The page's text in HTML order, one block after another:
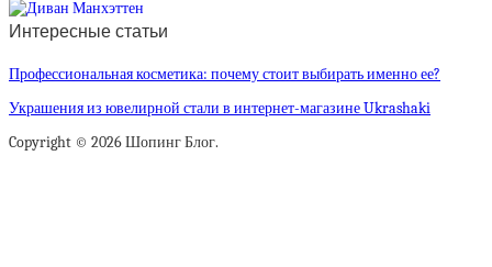
Интересные статьи
Профессиональная косметика: почему стоит выбирать именно ее?
Украшения из ювелирной стали в интернет-магазине Ukrashaki
Copyright © 2026 Шопинг Блог.